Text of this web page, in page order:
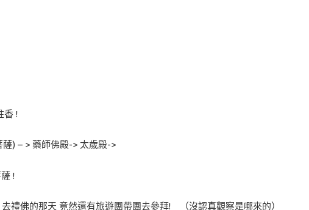
香 !
) – > 藥師佛殿-> 太歲殿->
!
禮佛的那天 竟然還有旅遊團帶團去參拜! （沒認真觀察是哪來的）